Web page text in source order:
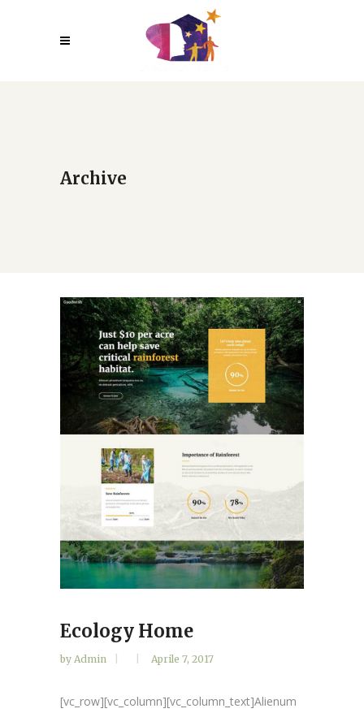
Archive
Ecology Home
by Admin Aprile 7, 2017
[vc_row][vc_column][vc_column_text]Alienum